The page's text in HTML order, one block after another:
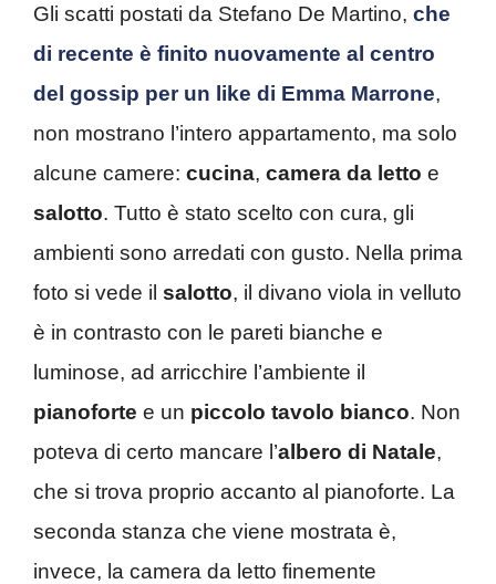
Gli scatti postati da Stefano De Martino, che
di recente è finito nuovamente al centro
del gossip per un like di Emma Marrone,
non mostrano l’intero appartamento, ma solo
alcune camere: cucina, camera da letto e
salotto. Tutto è stato scelto con cura, gli
ambienti sono arredati con gusto. Nella prima
foto si vede il salotto, il divano viola in velluto
è in contrasto con le pareti bianche e
luminose, ad arricchire l’ambiente il
pianoforte e un piccolo tavolo bianco. Non
poteva di certo mancare l’albero di Natale,
che si trova proprio accanto al pianoforte. La
seconda stanza che viene mostrata è,
invece, la camera da letto finemente